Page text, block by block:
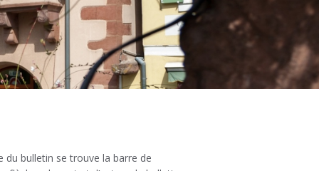
du bulletin se trouve la barre de